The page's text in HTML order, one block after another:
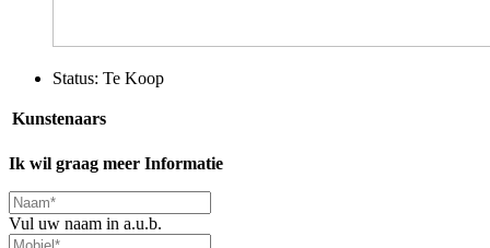
Status: Te Koop
Kunstenaars
Ik wil graag meer Informatie
Vul uw naam in a.u.b.